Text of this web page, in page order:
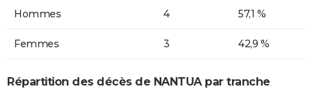
Hommes 4 57,1 %
Femmes 3 42,9 %
Répartition des décès de NANTUA par tranche